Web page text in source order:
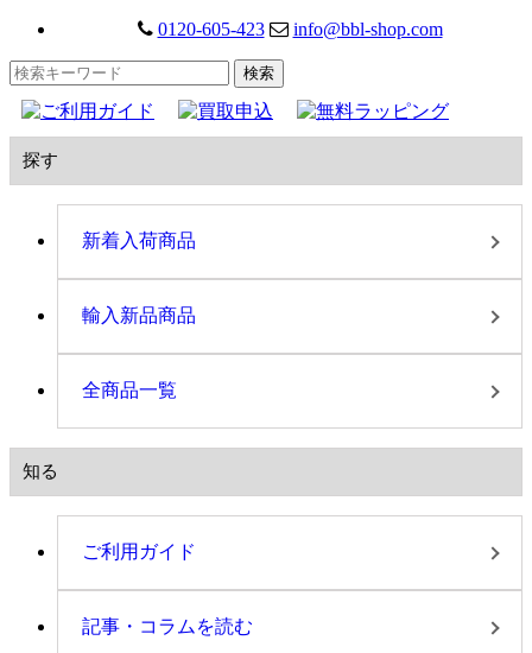
0120-605-423 info@bbl-shop.com
探す
新着入荷商品
輸入新品商品
全商品一覧
知る
ご利用ガイド
記事・コラムを読む